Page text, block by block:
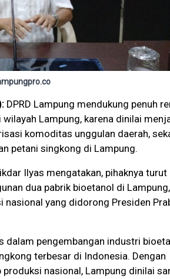
DPRD Lampung mendukung penuh
Lampung, karena dinilai
komoditas unggulan daerah,
petani singkong di Lampung.
Ilyas mengatakan, pihaknya turut
dua pabrik bioetanol di
yang didorong Presiden
pengembangan industri
terbesar di Indonesia. Dengan
nasional, Lampung dinilai